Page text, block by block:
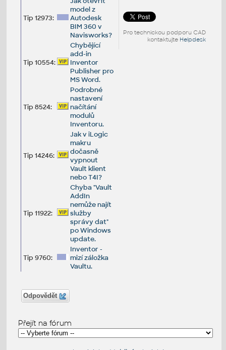
Pro technickou podporu CAD
kontaktujte Helpdesk
Tip 12973:
model z
Autodesk
BIM 360 v
Navisworks?
Tip 10554:
Chybějící
add-in
Inventor
Publisher pro
MS Word.
Tip 8524:
Podrobné
nastavení
načítání
modulů
Inventoru.
Tip 14246:
Jak v iLogic
makru
dočasně
vypnout
Vault klient
nebo T4I?
Tip 11922:
Chyba "Vault
AddIn
nemůže najít
služby
správy dat"
po Windows
update.
Tip 9760:
Inventor -
mizí záložka
Vaultu.
Odpovědět
Přejít na fórum